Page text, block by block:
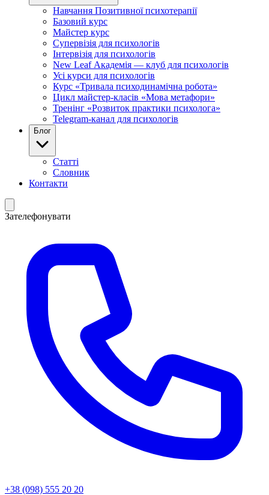
Навчання Позитивної психотерапії
Базовий курс
Майстер курс
Супервізія для психологів
Інтервізія для психологів
New Leaf Академія — клуб для психологів
Усі курси для психологів
Курс «Тривала психодинамічна робота»
Цикл майстер-класів «Мова метафори»
Тренінг «Розвиток практики психолога»
Telegram-канал для психологів
Блог
Статті
Словник
Контакти
Зателефонувати
+38 (098) 555 20 20